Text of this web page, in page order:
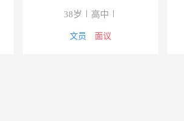
亚澳南阳农机有限责任公司
38岁 高中
文员 面议